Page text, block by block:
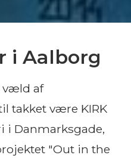
i Aalborg
væld af
takket være KIRK
i Danmarksgade,
"Out in the